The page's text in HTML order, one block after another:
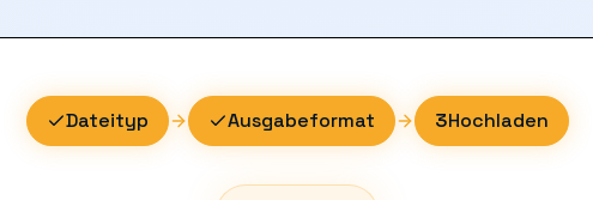
Dateityp Ausgabeformat 3Hochladen